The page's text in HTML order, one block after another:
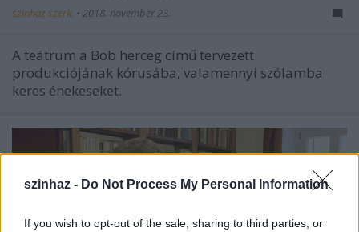
szinhaz - Do Not Process My Personal Information
If you wish to opt-out of the sale, sharing to third parties, or
szinhaz szerk. • 2018. november 23.
A teátrum a Bob herceg című tervezett
produkciójának kórusába, valamennyi szólamba
keres énekeseket.